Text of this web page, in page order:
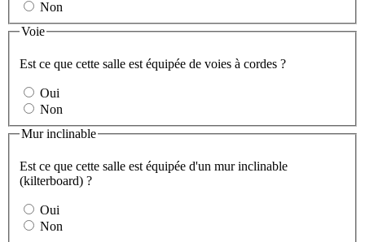
Non
Voie
Est ce que cette salle est équipée de voies à cordes ?
Oui
Non
Mur inclinable
Est ce que cette salle est équipée d'un mur inclinable
(kilterboard) ?
Oui
Non